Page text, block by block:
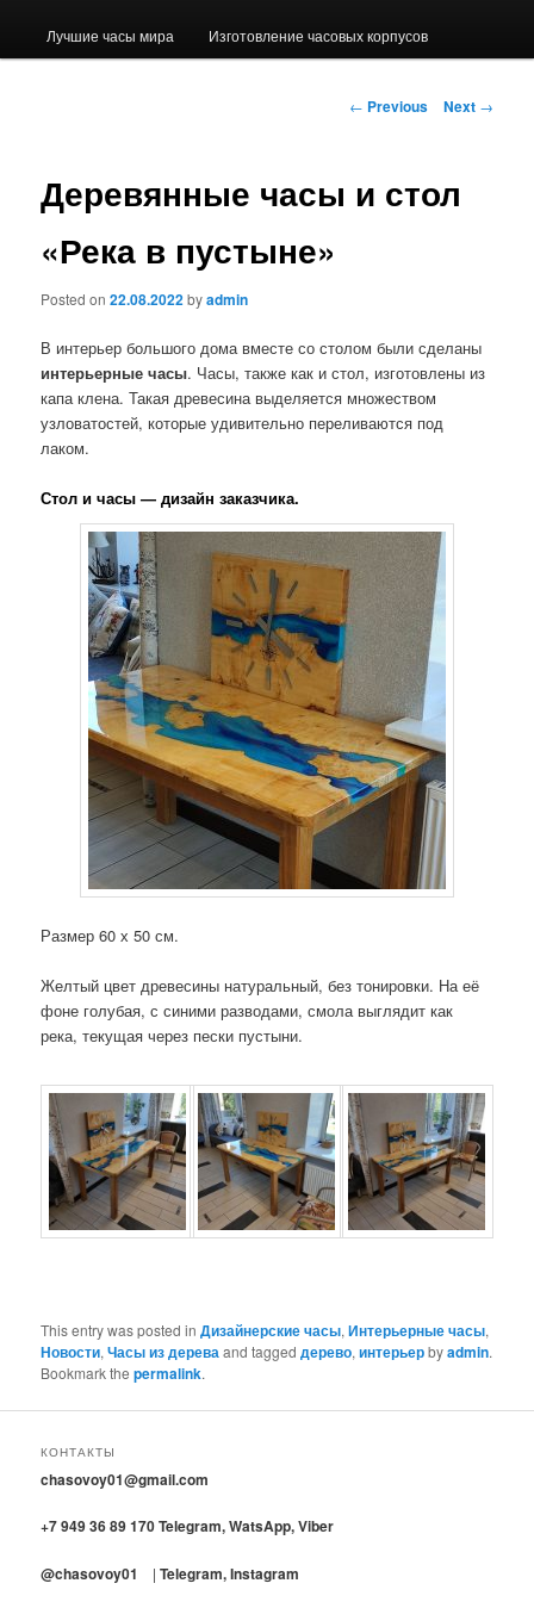
Лучшие часы мира Изготовление часовых корпусов
Post navigation
← Previous Next →
Деревянные часы и стол
«Река в пустыне»
Posted on22.08.2022byadmin
В интерьер большого дома вместе со столом были сделаны
интерьерные часы. Часы, также как и стол, изготовлены из
капа клена. Такая древесина выделяется множеством
узловатостей, которые удивительно переливаются под
лаком.
Стол и часы — дизайн заказчика.
Размер 60 х 50 см.
Желтый цвет древесины натуральный, без тонировки. На её
фоне голубая, с синими разводами, смола выглядит как
река, текущая через пески пустыни.
This entry was posted inДизайнерские часы,Интерьерные часы,
Новости,Часы из дереваand taggedдерево,интерьерbyadmin.
Bookmark thepermalink.
КОНТАКТЫ
chasovoy01@gmail.com
+7 949 36 89 170 Telegram, WatsApp, Viber
@chasovoy01 |Telegram, Instagram